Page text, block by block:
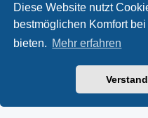
Diese Website nutzt
bestmöglichen Komfort
bieten. Mehr erfahren